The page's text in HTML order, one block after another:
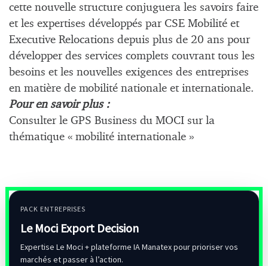
cette nouvelle structure conjuguera les savoirs faire
et les expertises développés par CSE Mobilité et
Executive Relocations depuis plus de 20 ans pour
développer des services complets couvrant tous les
besoins et les nouvelles exigences des entreprises
en matière de mobilité nationale et internationale.
Pour en savoir plus :
Consulter le GPS Business du MOCI sur la
thématique « mobilité internationale »
PACK ENTREPRISES
Le Moci Export Decision
Expertise Le Moci + plateforme IA Manatex pour prioriser vos
marchés et passer à l’action.